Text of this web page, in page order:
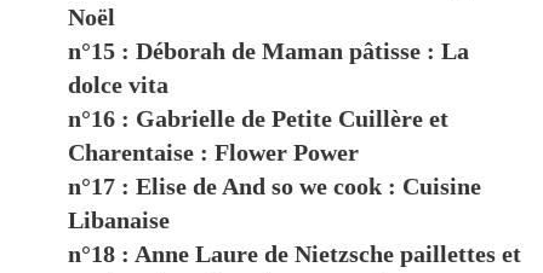
Noël
n°15 : Déborah de Maman pâtisse : La
dolce vita
n°16 : Gabrielle de Petite Cuillère et
Charentaise : Flower Power
n°17 : Elise de And so we cook : Cuisine
Libanaise
n°18 : Anne Laure de Nietzsche paillettes et